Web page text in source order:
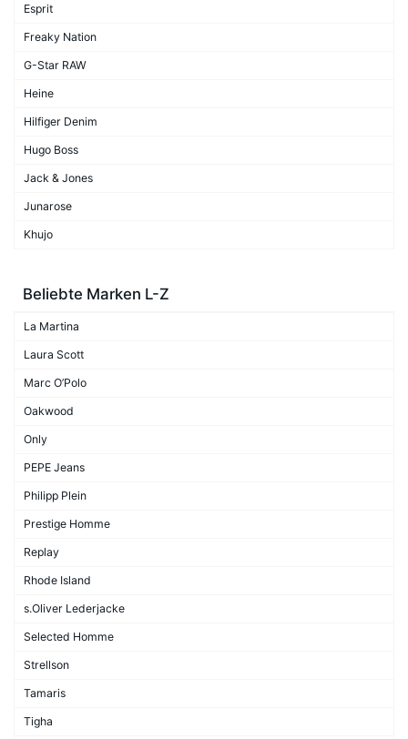
Esprit
Freaky Nation
G-Star RAW
Heine
Hilfiger Denim
Hugo Boss
Jack & Jones
Junarose
Khujo
Beliebte Marken L-Z
La Martina
Laura Scott
Marc O’Polo
Oakwood
Only
PEPE Jeans
Philipp Plein
Prestige Homme
Replay
Rhode Island
s.Oliver Lederjacke
Selected Homme
Strellson
Tamaris
Tigha